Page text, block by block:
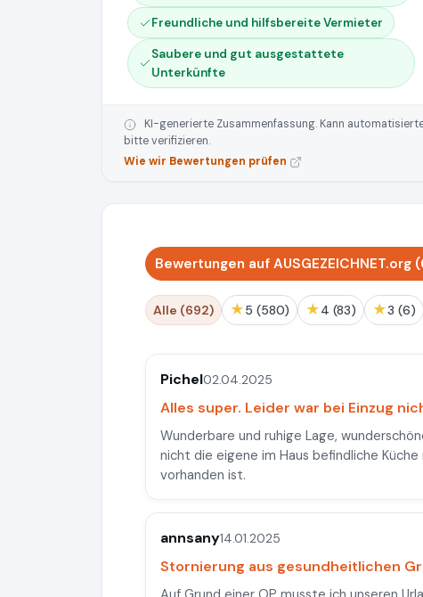
Freundliche und hilfsbereite Vermieter
Saubere und gut ausgestattete
Unterkünfte
KI-generierte Zusammenfassung. Kann
bitte verifizieren.
Wie wir Bewertungen prüfen
Bewertungen auf AUSGEZEICHNET.org
Alle (692) ★ 5 (580) ★ 4 (83) ★ 3 (6)
Pichel02.04.2025
Alles super. Leider war bei Einzug
Wunderbare und ruhige Lage,
nicht die eigene im Haus befindliche
vorhanden ist.
annsany14.01.2025
Stornierung aus gesundheitlichen